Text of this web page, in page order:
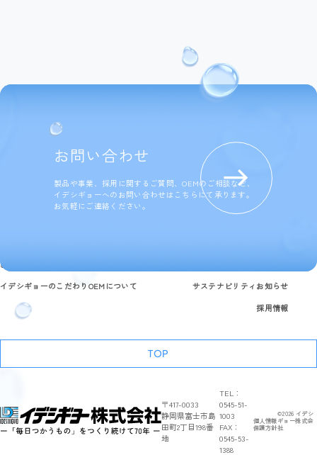
お問い合わせ
製品や事業、採用に関するご質問、OEMのご相談など、
イデシギョーへのお問い合わせはこちらにて承ります。
お気軽にご連絡ください。
製品情報
イデシギョーのこだわりOEMについて
サステナビリティ お知らせ
採用情報
TOP
〒417-0033
静岡県富士市島
田町2丁目198番
地
TEL：
0545-51-
1003
FAX：
0545-53-
1388
個人情報
保護方針
©2026 イデシ
ギョー株式会
社